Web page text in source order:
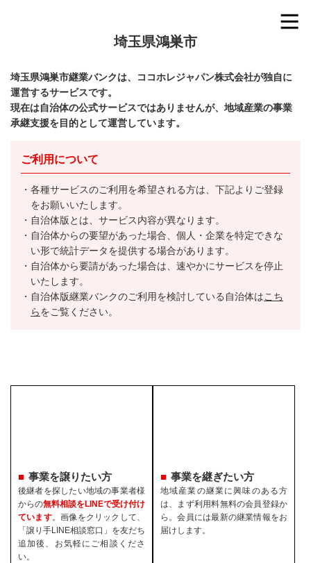
埼玉県鴻巣市
埼玉県鴻巣市継業バンクは、ココホレジャパン株式会社が独自に
運営するサービスです。
現在は自治体の公式サービスではありませんが、地域産業の事業
承継支援を目的として運営しています。
ご利用について
各種サービスのご利用を希望される方は、下記よりご登録
をお願いいたします。
自治体版とは、サービス内容が異なります。
自治体からの要望があった場合、個人・企業を特定できな
い形で統計データを提供する場合があります。
自治体から要請があった場合は、速やかにサービスを停止
いたします。
自治体版継業バンクのご利用を検討している自治体はこち
らをご覧ください。
事業を譲りたい方
後継者を探したい地域の事業者様
からの無料相談をLINEで受け付け
ています。画像をクリックして、
「譲り手LINE相談窓口」を友だち
追加後、お気軽にご相談くださ
い。
事業を継ぎたい方
地域産業の継業に興味のある方
は、まず利用料無料の会員登録か
ら。会員には最新の継業情報をお
届けします。